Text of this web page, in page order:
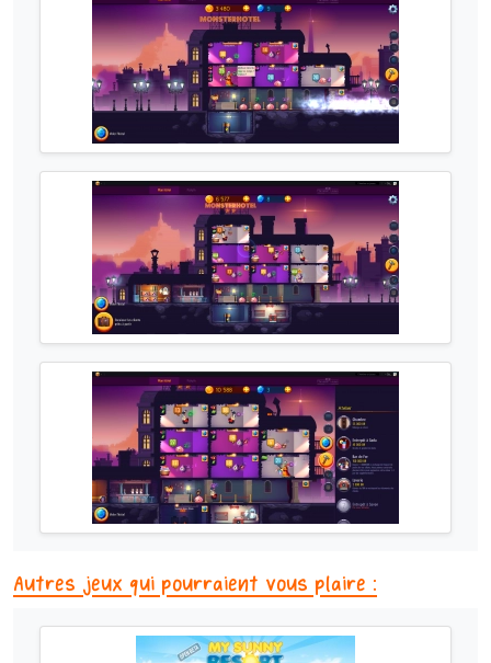
Autres jeux qui pourraient vous plaire :